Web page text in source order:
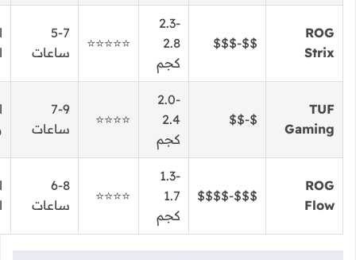
ROG
Strix
$$-$$$
2.3-
2.8
كجم
⭐⭐⭐⭐⭐
5-7
ساعات
TUF
Gaming
$-$$
2.0-
2.4
كجم
⭐⭐⭐⭐
7-9
ساعات
ROG
Flow
$$$-$$$$
1.3-
1.7
كجم
⭐⭐⭐⭐
6-8
ساعات